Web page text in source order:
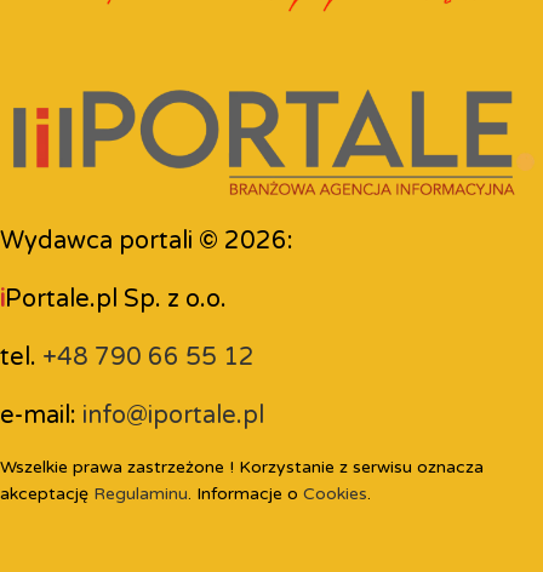
Wydawca portali © 2026:
iPortale.pl Sp. z o.o.
tel. +48 790 66 55 12
e-mail: info@iportale.pl
Wszelkie prawa zastrzeżone ! Korzystanie z serwisu oznacza
akceptację Regulaminu. Informacje o Cookies.